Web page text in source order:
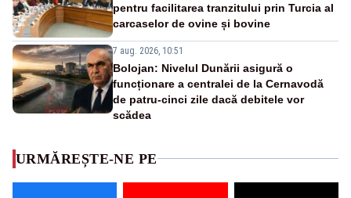
pentru facilitarea tranzitului prin Turcia al
carcaselor de ovine și bovine
7 aug. 2026, 10:51
Bolojan: Nivelul Dunării asigură o
funcționare a centralei de la Cernavodă
de patru-cinci zile dacă debitele vor
scădea
URMĂREȘTE-NE PE